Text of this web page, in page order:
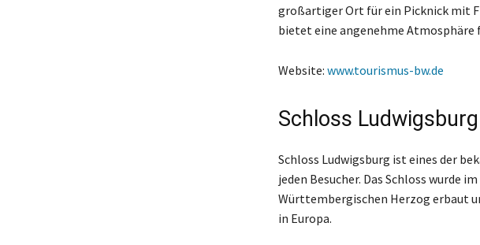
großartiger Ort für ein Picknick mit
bietet eine angenehme Atmosphäre
Website: www.tourismus-bw.de
Schloss Ludwigsburg
Schloss Ludwigsburg ist eines der
jeden Besucher. Das Schloss wurde
Württembergischen Herzog erbaut
in Europa.